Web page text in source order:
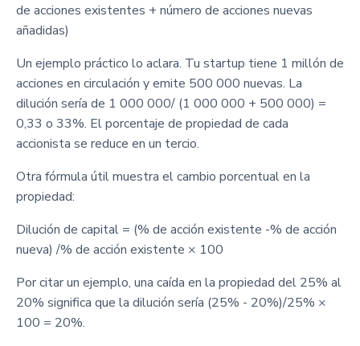
de acciones existentes + número de acciones nuevas
añadidas)
Un ejemplo práctico lo aclara. Tu startup tiene 1 millón de
acciones en circulación y emite 500 000 nuevas. La
dilución sería de 1 000 000/ (1 000 000 + 500 000) =
0,33 o 33%. El porcentaje de propiedad de cada
accionista se reduce en un tercio.
Otra fórmula útil muestra el cambio porcentual en la
propiedad:
Dilución de capital = (% de acción existente -% de acción
nueva) /% de acción existente × 100
Por citar un ejemplo, una caída en la propiedad del 25% al
20% significa que la dilución sería (25% - 20%)/25% ×
100 = 20%.